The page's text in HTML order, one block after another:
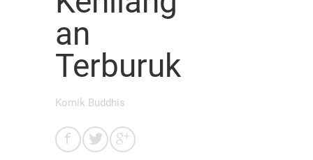
an
Terburuk
Komik Buddhis